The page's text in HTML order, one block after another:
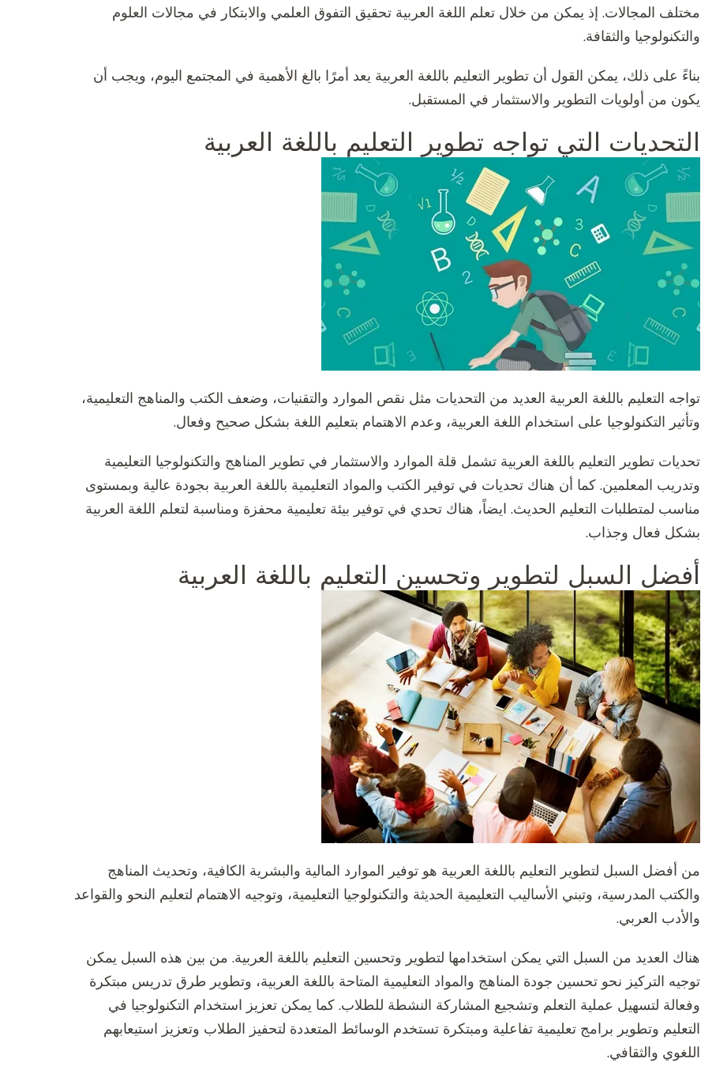
مختلف المجالات. إذ يمكن من خلال تعلم اللغة العربية تحقيق التفوق العلمي والابتكار في مجالات العلوم
والتكنولوجيا والثقافة.
بناءً على ذلك، يمكن القول أن تطوير التعليم باللغة العربية يعد أمرًا بالغ الأهمية في المجتمع اليوم، ويجب أن
يكون من أولويات التطوير والاستثمار في المستقبل.
التحديات التي تواجه تطوير التعليم باللغة العربية
تواجه التعليم باللغة العربية العديد من التحديات مثل نقص الموارد والتقنيات، وضعف الكتب والمناهج التعليمية،
وتأثير التكنولوجيا على استخدام اللغة العربية، وعدم الاهتمام بتعليم اللغة بشكل صحيح وفعال.
تحديات تطوير التعليم باللغة العربية تشمل قلة الموارد والاستثمار في تطوير المناهج والتكنولوجيا التعليمية
وتدريب المعلمين. كما أن هناك تحديات في توفير الكتب والمواد التعليمية باللغة العربية بجودة عالية وبمستوى
مناسب لمتطلبات التعليم الحديث. ايضاً، هناك تحدي في توفير بيئة تعليمية محفزة ومناسبة لتعلم اللغة العربية
بشكل فعال وجذاب.
أفضل السبل لتطوير وتحسين التعليم باللغة العربية
من أفضل السبل لتطوير التعليم باللغة العربية هو توفير الموارد المالية والبشرية الكافية، وتحديث المناهج
والكتب المدرسية، وتبني الأساليب التعليمية الحديثة والتكنولوجيا التعليمية، وتوجيه الاهتمام لتعليم النحو والقواعد
والأدب العربي.
هناك العديد من السبل التي يمكن استخدامها لتطوير وتحسين التعليم باللغة العربية. من بين هذه السبل يمكن
توجيه التركيز نحو تحسين جودة المناهج والمواد التعليمية المتاحة باللغة العربية، وتطوير طرق تدريس مبتكرة
وفعالة لتسهيل عملية التعلم وتشجيع المشاركة النشطة للطلاب. كما يمكن تعزيز استخدام التكنولوجيا في
التعليم وتطوير برامج تعليمية تفاعلية ومبتكرة تستخدم الوسائط المتعددة لتحفيز الطلاب وتعزيز استيعابهم
اللغوي والثقافي.